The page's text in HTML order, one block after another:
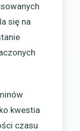
się na
kwestia
czasu